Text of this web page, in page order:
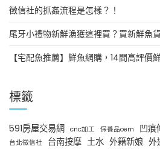
徵信社的抓姦流程是怎樣？！
尾牙小禮物新鮮漁獲這裡買？買新鮮魚
【宅配魚推薦】鮮魚網購，14間高評價
標籤
591房屋交易網 cnc加工 保養品oem 凹痕
台北徵信社
台南按摩 土水 外籍新娘 外